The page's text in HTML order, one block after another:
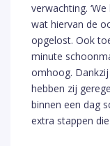
verwachting.
wat hiervan de
opgelost. Ook
minute
omhoog.
hebben zij
binnen een dag
extra stappen